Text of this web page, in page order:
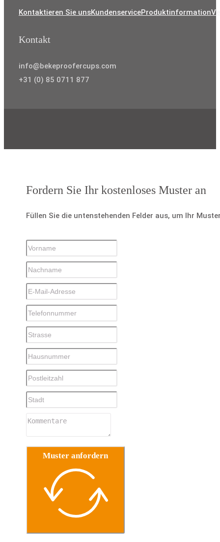
Kontaktieren Sie unsKundenserviceProduktinformation
Kontakt
info@bekeproofercups.com
+31 (0) 85 0711 877
Fordern Sie Ihr kostenloses Muster an
Füllen Sie die untenstehenden Felder aus, um Ihr
Muster anfordern